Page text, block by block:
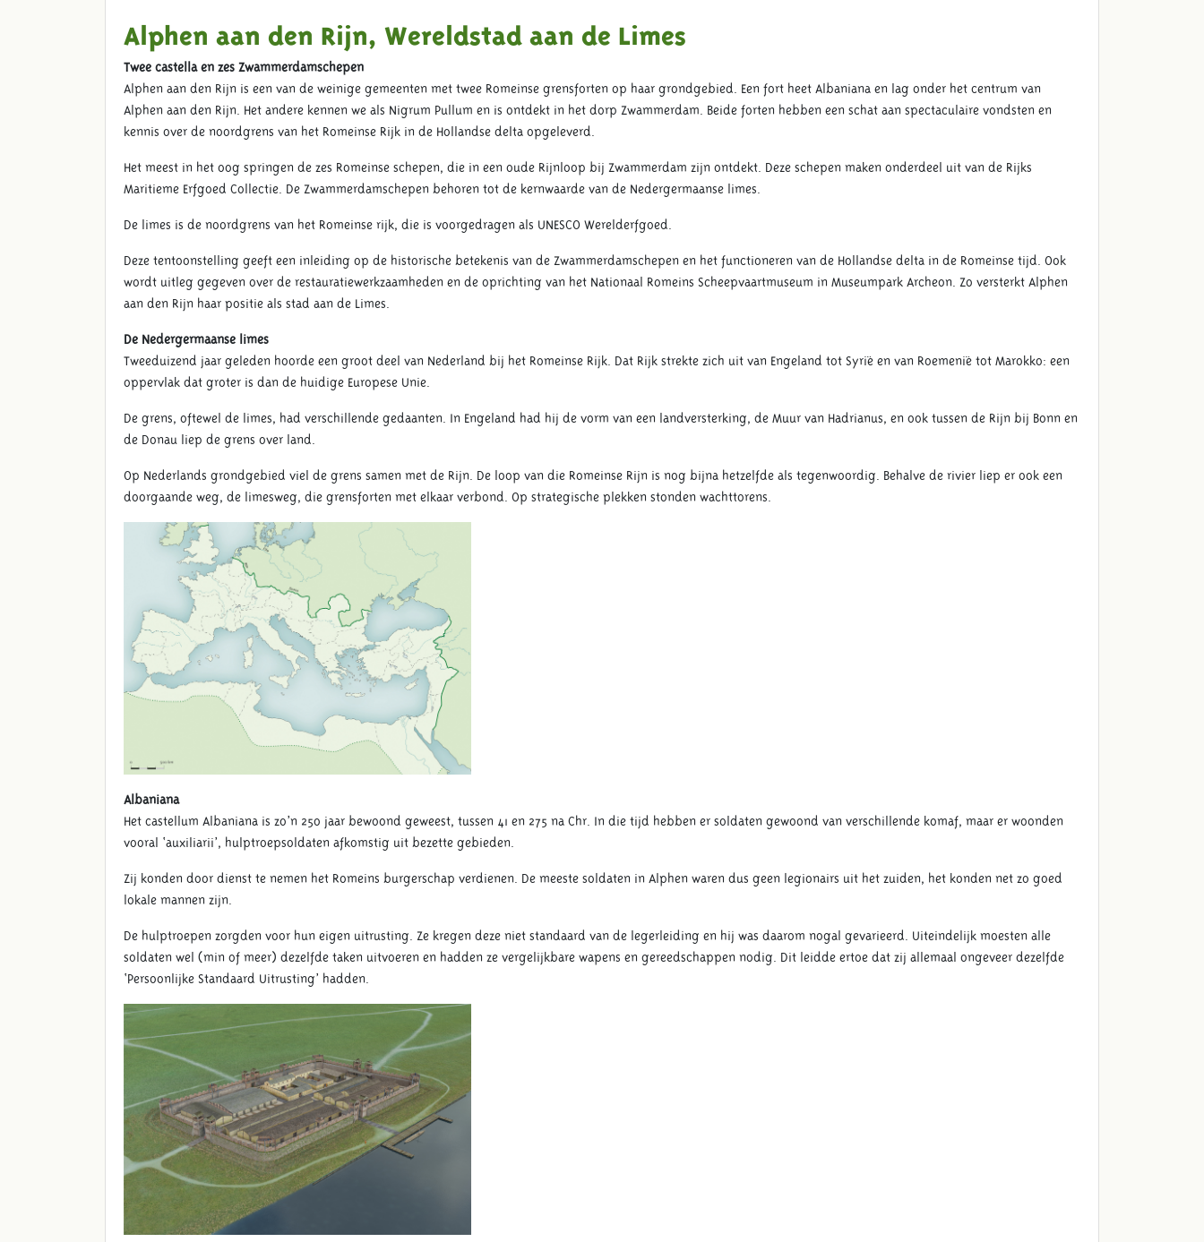
Alphen aan den Rijn, Wereldstad aan de Limes
Twee castella en zes Zwammerdamschepen
Alphen aan den Rijn is een van de weinige gemeenten met twee Romeinse grensforten op haar grondgebied. Een fort heet Albaniana en lag onder het centrum van
Alphen aan den Rijn. Het andere kennen we als Nigrum Pullum en is ontdekt in het dorp Zwammerdam. Beide forten hebben een schat aan spectaculaire vondsten en
kennis over de noordgrens van het Romeinse Rijk in de Hollandse delta opgeleverd.
Het meest in het oog springen de zes Romeinse schepen, die in een oude Rijnloop bij Zwammerdam zijn ontdekt. Deze schepen maken onderdeel uit van de Rijks
Maritieme Erfgoed Collectie. De Zwammerdamschepen behoren tot de kernwaarde van de Nedergermaanse limes.
De limes is de noordgrens van het Romeinse rijk, die is voorgedragen als UNESCO Werelderfgoed.
Deze tentoonstelling geeft een inleiding op de historische betekenis van de Zwammerdamschepen en het functioneren van de Hollandse delta in de Romeinse tijd. Ook
wordt uitleg gegeven over de restauratiewerkzaamheden en de oprichting van het Nationaal Romeins Scheepvaartmuseum in Museumpark Archeon. Zo versterkt Alphen
aan den Rijn haar positie als stad aan de Limes.
De Nedergermaanse limes
Tweeduizend jaar geleden hoorde een groot deel van Nederland bij het Romeinse Rijk. Dat Rijk strekte zich uit van Engeland tot Syrië en van Roemenië tot Marokko: een
oppervlak dat groter is dan de huidige Europese Unie.
De grens, oftewel de limes, had verschillende gedaanten. In Engeland had hij de vorm van een landversterking, de Muur van Hadrianus, en ook tussen de Rijn bij Bonn en
de Donau liep de grens over land.
Op Nederlands grondgebied viel de grens samen met de Rijn. De loop van die Romeinse Rijn is nog bijna hetzelfde als tegenwoordig. Behalve de rivier liep er ook een
doorgaande weg, de limesweg, die grensforten met elkaar verbond. Op strategische plekken stonden wachttorens.
Albaniana
Het castellum Albaniana is zo’n 250 jaar bewoond geweest, tussen 41 en 275 na Chr. In die tijd hebben er soldaten gewoond van verschillende komaf, maar er woonden
vooral ‘auxiliarii’, hulptroepsoldaten afkomstig uit bezette gebieden.
Zij konden door dienst te nemen het Romeins burgerschap verdienen. De meeste soldaten in Alphen waren dus geen legionairs uit het zuiden, het konden net zo goed
lokale mannen zijn.
De hulptroepen zorgden voor hun eigen uitrusting. Ze kregen deze niet standaard van de legerleiding en hij was daarom nogal gevarieerd. Uiteindelijk moesten alle
soldaten wel (min of meer) dezelfde taken uitvoeren en hadden ze vergelijkbare wapens en gereedschappen nodig. Dit leidde ertoe dat zij allemaal ongeveer dezelfde
‘Persoonlijke Standaard Uitrusting’ hadden.